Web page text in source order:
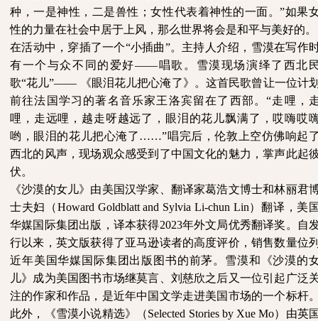
种，一是神性，二是兽性；女性代表着神性的一面。”如果
性的力量在社会中居于上风，那么世界将会是和平与美好的。
在活动中，穿插了一个“小插曲”。主持人介绍，雪漠在写作
有一个与众不同的爱好——唱歌。雪漠现场演绎了西北
歌“花儿”—— 《眼泪花儿把心淹了》。这首民歌曾让一位计
前往法国学习的著名音乐家王洛宾留在了西部。“走哩，
哩，走远哩，越走呀越远了，眼泪的花儿飘满了，哎嗨哎
哟，眼泪的花儿把心淹了……”唱完后，伦敦上空仿佛响起
西北的风声，现场观众感受到了中国文化的魅力，掌声此起
伏。
《沙漠的女儿》由美国汉学家、翻译家葛浩文博士和林丽君
士夫妇（Howard Goldblatt and Sylvia Li-chun Lin）翻译，美
华媒国际集团出版，译本获得2023年外文局优秀翻译奖。自
行以来，英文版获得了亚马逊读者的高度评价，销售数量位
近年美国华媒国际集团出版图书的前茅。雪漠和《沙漠的
儿》成为美国图书市场继莫言、刘慈欣之后又一位引起广泛
注的作家和作品，是近年中国文学走进美国市场的一个标杆
此外，《雪漠小说精选》（Selected Stories by Xue Mo）由英